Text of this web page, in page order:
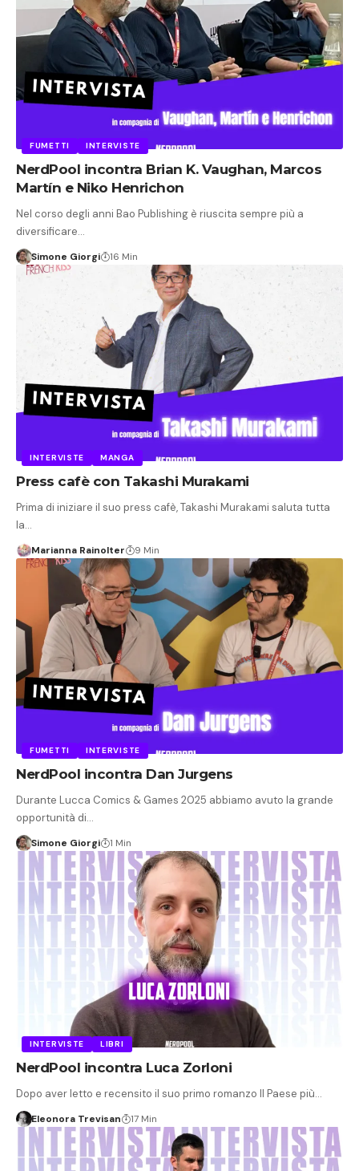
FUMETTI INTERVISTE
NerdPool incontra Brian K. Vaughan, Marcos
Martín e Niko Henrichon
Nel corso degli anni Bao Publishing è riuscita sempre più a
diversificare…
Simone Giorgi 16 Min
INTERVISTE MANGA
Press cafè con Takashi Murakami
Prima di iniziare il suo press cafè, Takashi Murakami saluta tutta
la…
Marianna Rainolter 9 Min
FUMETTI INTERVISTE
NerdPool incontra Dan Jurgens
Durante Lucca Comics & Games 2025 abbiamo avuto la grande
opportunità di…
Simone Giorgi 1 Min
INTERVISTE LIBRI
NerdPool incontra Luca Zorloni
Dopo aver letto e recensito il suo primo romanzo Il Paese più…
Eleonora Trevisan 17 Min